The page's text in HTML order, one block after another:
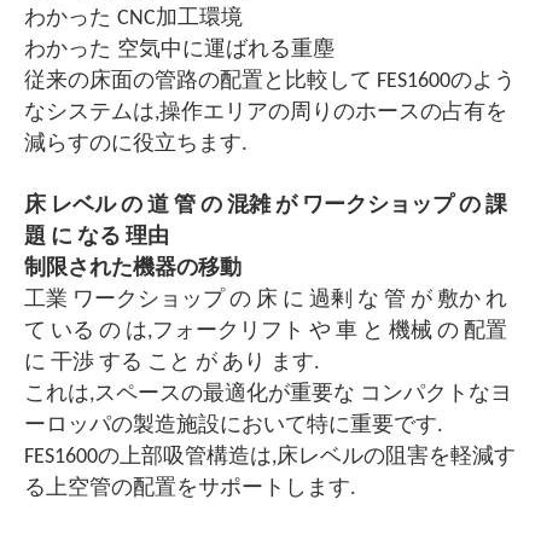
わかった CNC加工環境
わかった 空気中に運ばれる重塵
従来の床面の管路の配置と比較して FES1600のよう
なシステムは,操作エリアの周りのホースの占有を
減らすのに役立ちます.
床 レベル の 道 管 の 混雑 が ワークショップ の 課
題 に なる 理由
制限された機器の移動
工業 ワークショップ の 床 に 過剰 な 管 が 敷か れ
て いる の は,フォークリフト や 車 と 機械 の 配置
に 干渉 する こと が あり ます.
これは,スペースの最適化が重要な コンパクトなヨ
ーロッパの製造施設において特に重要です.
FES1600の上部吸管構造は,床レベルの阻害を軽減す
る上空管の配置をサポートします.